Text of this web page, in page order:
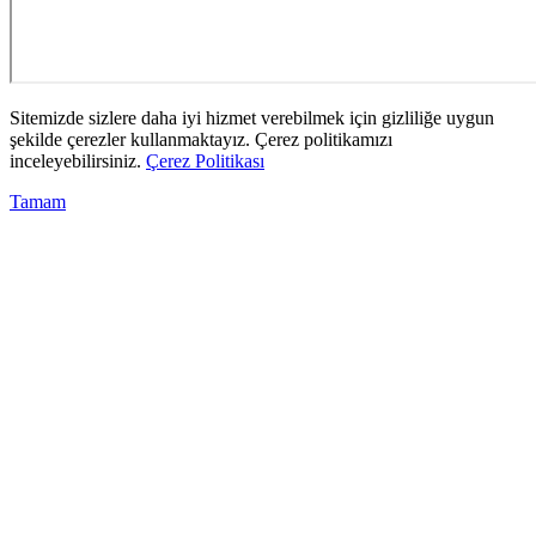
Sitemizde sizlere daha iyi hizmet verebilmek için gizliliğe uygun
şekilde çerezler kullanmaktayız. Çerez politikamızı
inceleyebilirsiniz. Çerez Politikası
Tamam